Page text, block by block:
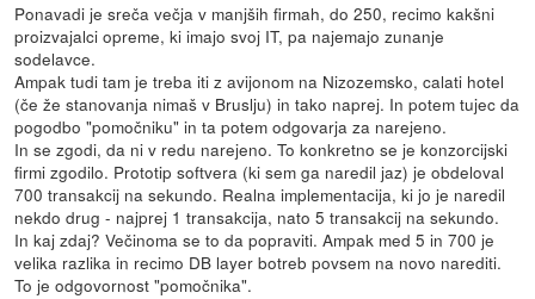
Ponavadi je sreča večja v manjših firmah, do 250, recimo kakšni
proizvajalci opreme, ki imajo svoj IT, pa najemajo zunanje
sodelavce.
Ampak tudi tam je treba iti z avijonom na Nizozemsko, calati hotel
(če že stanovanja nimaš v Bruslju) in tako naprej. In potem tujec da
pogodbo "pomočniku" in ta potem odgovarja za narejeno.
In se zgodi, da ni v redu narejeno. To konkretno se je konzorcijski
firmi zgodilo. Prototip softvera (ki sem ga naredil jaz) je obdeloval
700 transakcij na sekundo. Realna implementacija, ki jo je naredil
nekdo drug - najprej 1 transakcija, nato 5 transakcij na sekundo.
In kaj zdaj? Večinoma se to da popraviti. Ampak med 5 in 700 je
velika razlika in recimo DB layer botreb povsem na novo narediti.
To je odgovornost "pomočnika".